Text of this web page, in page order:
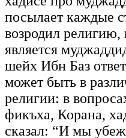
посылает каждые
возродил религию,
является
шейх Ибн Баз
может быть в
религии: в
фикъха, Корана,
сказал: “И мы